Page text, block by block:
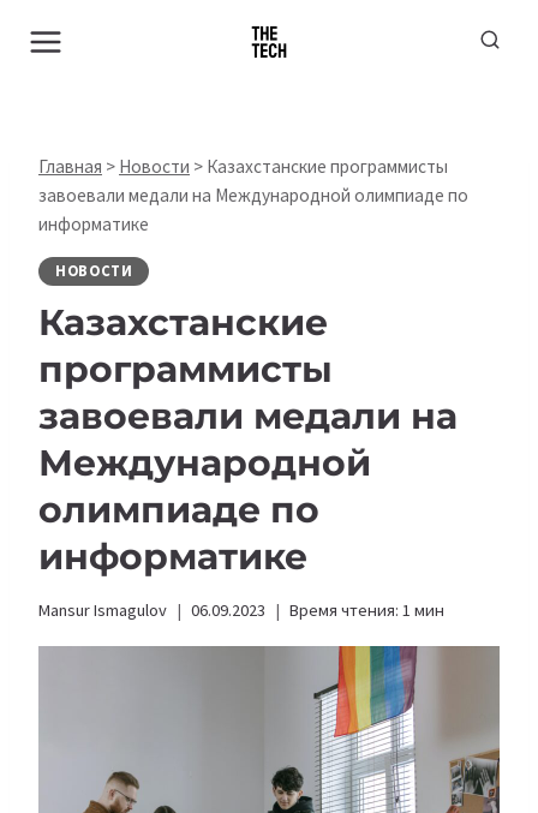
Главная > Новости > Казахстанские программисты
завоевали медали на Международной олимпиаде по
информатике
НОВОСТИ
Казахстанские
программисты
завоевали медали на
Международной
олимпиаде по
информатике
Mansur Ismagulov 06.09.2023 Время чтения: 1 мин